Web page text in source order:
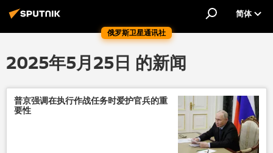
俄罗斯卫星通讯社
简体
2025年5月25日 的新闻
普京强调在执行作战任务时爱护官兵的重
要性